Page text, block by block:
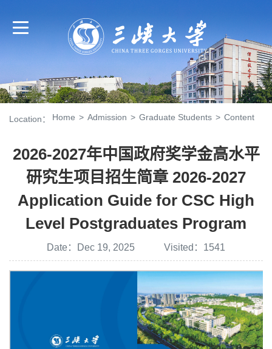
Location： Home > Admission > Graduate Students > Content
2026-2027年中国政府奖学金高水平
研究生项目招生简章 2026-2027
Application Guide for CSC High
Level Postgraduates Program
Date：Dec 19, 2025 Visited： 1541